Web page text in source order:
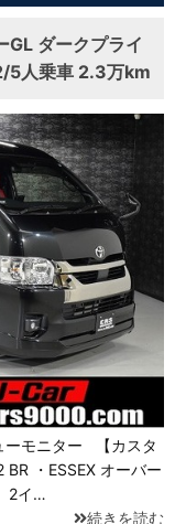
ダークプライ
5人乗車 2.3万km
ーモニター 【カスタ
・ESSEX オーバー
2イ…
続きを読む